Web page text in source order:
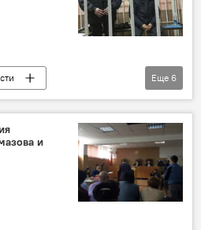
Коркмазова
Назгуль Тюлеева
Еще 6
и